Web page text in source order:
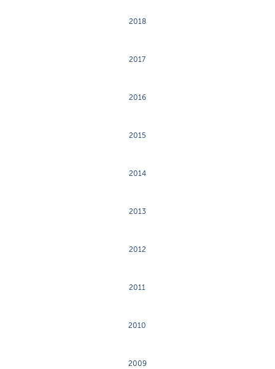
2018
2017
2016
2015
2014
2013
2012
2011
2010
2009